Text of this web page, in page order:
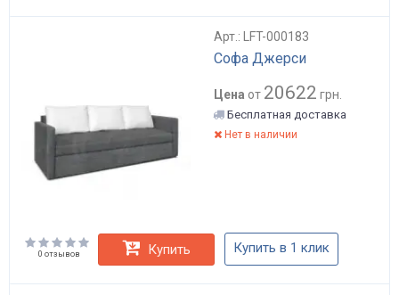
Арт.: LFT-000183
Софа Джерси
Цена от 20622 грн.
Бесплатная доставка
Нет в наличии
0 отзывов Купить Купить в 1 клик